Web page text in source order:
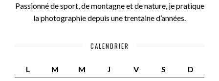
Passionné de sport, de montagne et de nature, je pratique
la photographie depuis une trentaine d’années.
CALENDRIER
L M M J V S
D